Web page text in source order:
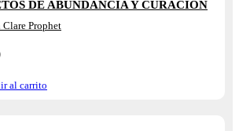
DE ABUNDANCIA Y CURACIÓN
Prophet
al carrito